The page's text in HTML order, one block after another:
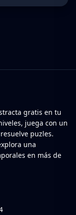
gratis en tu
juega con un
puzles.
una
en más de